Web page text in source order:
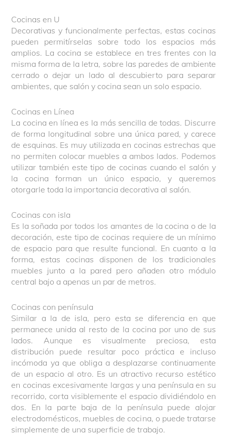
Cocinas en U
Decorativas y funcionalmente perfectas, estas cocinas
pueden permitírselas sobre todo los espacios más
amplios. La cocina se establece en tres frentes con la
misma forma de la letra, sobre las paredes de ambiente
cerrado o dejar un lado al descubierto para separar
ambientes, que salón y cocina sean un solo espacio.
Cocinas en Línea
La cocina en línea es la más sencilla de todas. Discurre
de forma longitudinal sobre una única pared, y carece
de esquinas. Es muy utilizada en cocinas estrechas que
no permiten colocar muebles a ambos lados. Podemos
utilizar también este tipo de cocinas cuando el salón y
la cocina forman un único espacio, y queremos
otorgarle toda la importancia decorativa al salón.
Cocinas con isla
Es la soñada por todos los amantes de la cocina o de la
decoración, este tipo de cocinas requiere de un mínimo
de espacio para que resulte funcional. En cuanto a la
forma, estas cocinas disponen de los tradicionales
muebles junto a la pared pero añaden otro módulo
central bajo a apenas un par de metros.
Cocinas con península
Similar a la de isla, pero esta se diferencia en que
permanece unida al resto de la cocina por uno de sus
lados. Aunque es visualmente preciosa, esta
distribución puede resultar poco práctica e incluso
incómoda ya que obliga a desplazarse continuamente
de un espacio al otro. Es un atractivo recurso estético
en cocinas excesivamente largas y una península en su
recorrido, corta visiblemente el espacio dividiéndolo en
dos. En la parte baja de la península puede alojar
electrodomésticos, muebles de cocina, o puede tratarse
simplemente de una superficie de trabajo.